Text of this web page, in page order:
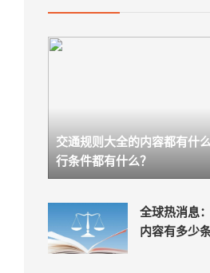
交通规则大全的内容都有什
行条件都有什么？
全球热消息
内容有多少